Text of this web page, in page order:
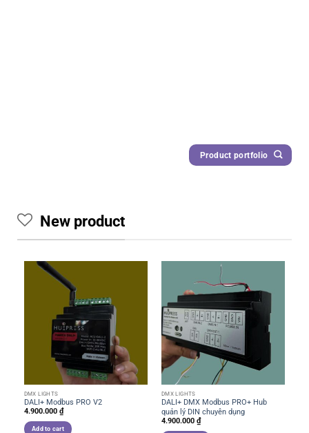
Product portfolio
New product
DMX LIGHTS
DALI+ Modbus PRO V2
4.900.000 ₫
Add to cart
DMX LIGHTS
DALI+ DMX Modbus PRO+ Hub
quản lý DIN chuyên dụng
4.900.000 ₫